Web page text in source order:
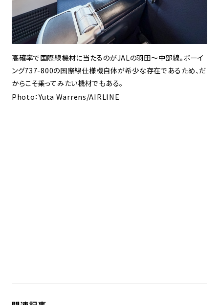
高確率で国際線機材に当たるのがJALの羽田〜中部線。ボーイ
ング737-800の国際線仕様機自体が希少な存在であるため、だ
からこそ乗ってみたい機材でもある。
Photo：Yuta Warrens/AIRLINE